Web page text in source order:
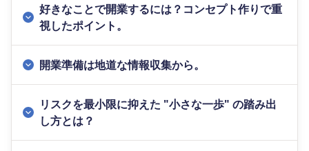
好きなことで開業するには？コンセプト作りで重
視したポイント。
開業準備は地道な情報収集から。
リスクを最小限に抑えた "小さな一歩" の踏み出
し方とは？